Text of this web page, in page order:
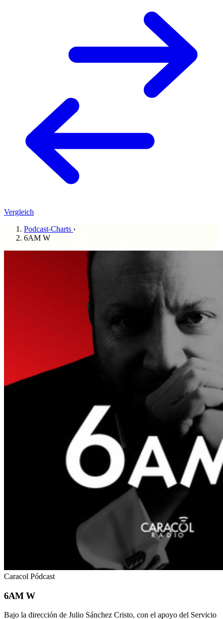
Vergleich
Podcast-Charts ›
6AM W
Caracol Pódcast
6AM W
Bajo la dirección de Julio Sánchez Cristo, con el apoyo del Servicio